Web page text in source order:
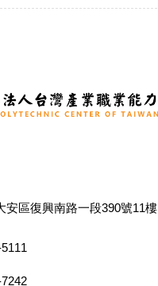
安區復興南路一段390號11樓